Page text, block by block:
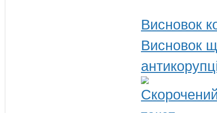
Висновок
Висновок